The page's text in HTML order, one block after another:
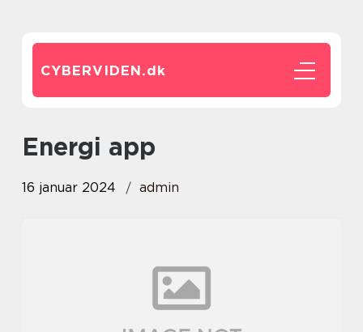
CYBERVIDEN.dk
energi app
16 januar 2024 admin